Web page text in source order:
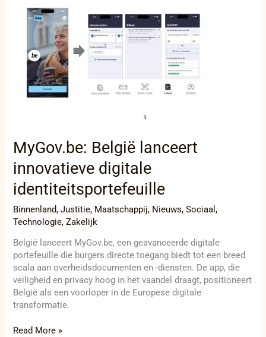
MyGov.be: België lanceert
innovatieve digitale
identiteitsportefeuille
Binnenland,Justitie, Maatschappij, Nieuws,Sociaal,
Technologie,Zakelijk
België lanceert MyGov.be, een geavanceerde digitale
portefeuille die burgers directe toegang biedt tot een breed
scala aan overheidsdocumenten en -diensten. De app, die
veiligheid en privacy hoog in het vaandel draagt, positioneert
België als een voorloper in de Europese digitale
transformatie.
MyGov.be:
België
lanceert
innovatieve
digitale
identiteitsportefeuille
Read More »